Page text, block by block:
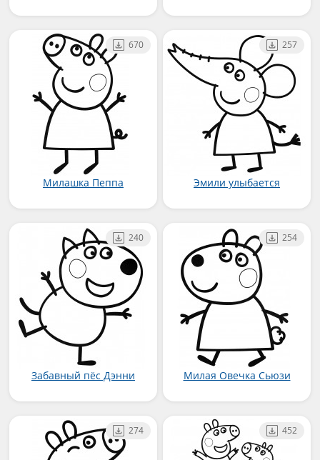
Милашка Пеппа
670
Эмили улыбается
257
Забавный пёс Дэнни
240
Милая Овечка Сьюзи
254
274 452